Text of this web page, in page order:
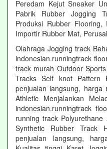
Peredam Kejut Sneaker
Pabrik Rubber Jogging
Produksi Rubber Flooring,
Importir Rubber Mat,
Olahraga Jogging track
indonesian.runningtrack
track murah Outdoor
Tracks Self knot Pattern
penjualan langsung, harga
Athletic Menjalankan
indonesian.runningtrack
running track
Synthetic Rubber Track
penjualan langsung,